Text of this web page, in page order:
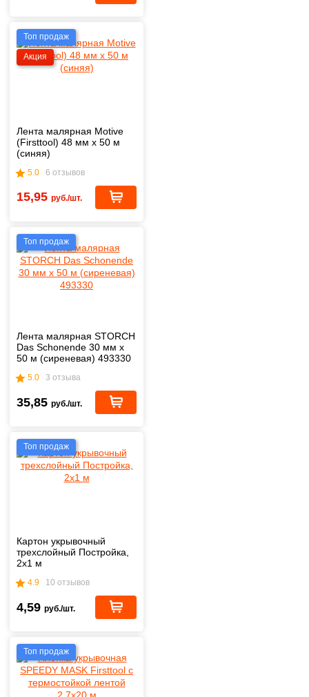
Топ продаж
Акция
Лента малярная Motive
(Firsttool) 48 мм х 50 м
(синяя)
5.0 6 отзывов
15,95 руб./шт.
Топ продаж
Лента малярная STORCH
Das Schonende 30 мм х
50 м (сиреневая) 493330
5.0 3 отзыва
35,85 руб./шт.
Топ продаж
Картон укрывочный
трехслойный Постройка,
2х1 м
4.9 10 отзывов
4,59 руб./шт.
Топ продаж